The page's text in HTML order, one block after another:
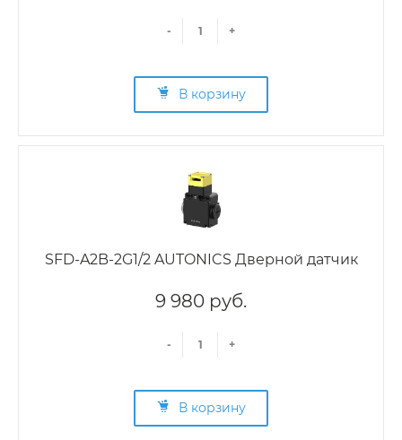
- +
В корзину
SFD-A2B-2G1/2 AUTONICS Дверной датчик
9 980 руб.
- +
В корзину